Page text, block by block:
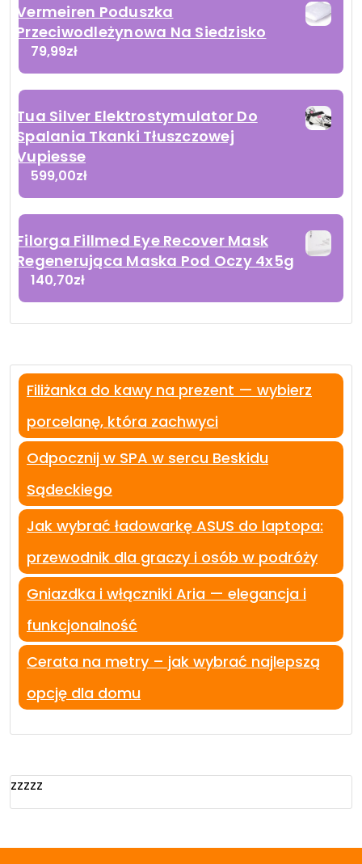
Vermeiren Poduszka
Przeciwodleżynowa Na Siedzisko
79,99zł
Tua Silver Elektrostymulator Do
Spalania Tkanki Tłuszczowej
Vupiesse
599,00zł
Filorga Fillmed Eye Recover Mask
Regenerująca Maska Pod Oczy 4x5g
140,70zł
Filiżanka do kawy na prezent — wybierz
porcelanę, która zachwyci
Odpocznij w SPA w sercu Beskidu
Sądeckiego
Jak wybrać ładowarkę ASUS do laptopa:
przewodnik dla graczy i osób w podróży
Gniazdka i włączniki Aria — elegancja i
funkcjonalność
Cerata na metry – jak wybrać najlepszą
opcję dla domu
zzzzz